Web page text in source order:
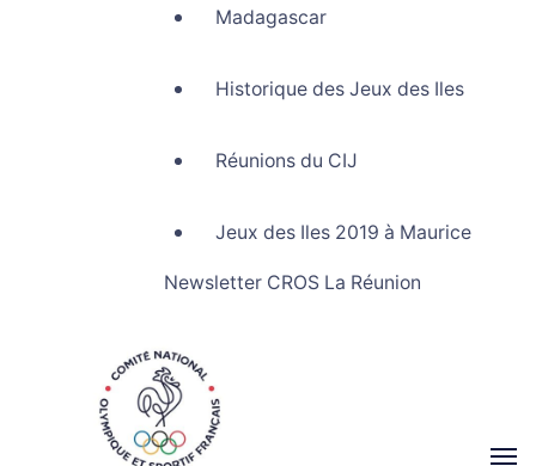
Madagascar
Historique des Jeux des Iles
Réunions du CIJ
Jeux des Iles 2019 à Maurice
Newsletter CROS La Réunion